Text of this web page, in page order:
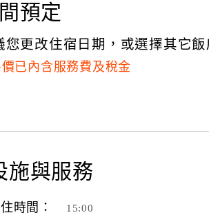
預定
您更改住宿日期，或選擇其它
價已內含服務費及稅金
施與服務
時間： 15:00